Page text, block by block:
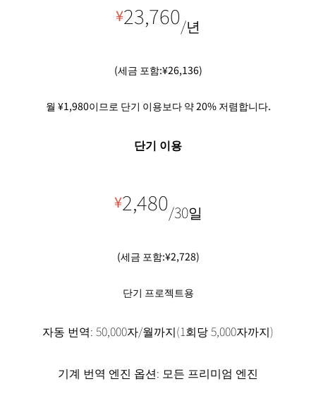
¥23,760/년
(세금 포함:¥26,136)
월 ¥1,980이므로 단기 이용보다 약 20% 저렴합니다.
단기 이용
¥2,480/30일
(세금 포함:¥2,728)
단기 프로젝트용
자동 번역: 50,000자/월까지(1회당 5,000자까지)
기계 번역 엔진 옵션: 모든 프리미엄 엔진